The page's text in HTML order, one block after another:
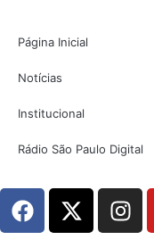
Página Inicial
Notícias
Institucional
Rádio São Paulo Digital